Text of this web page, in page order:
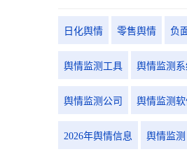
日化舆情 零售舆情 负
舆情监测工具 舆情监测系
舆情监测公司 舆情监测
2026年舆情信息 舆情监测